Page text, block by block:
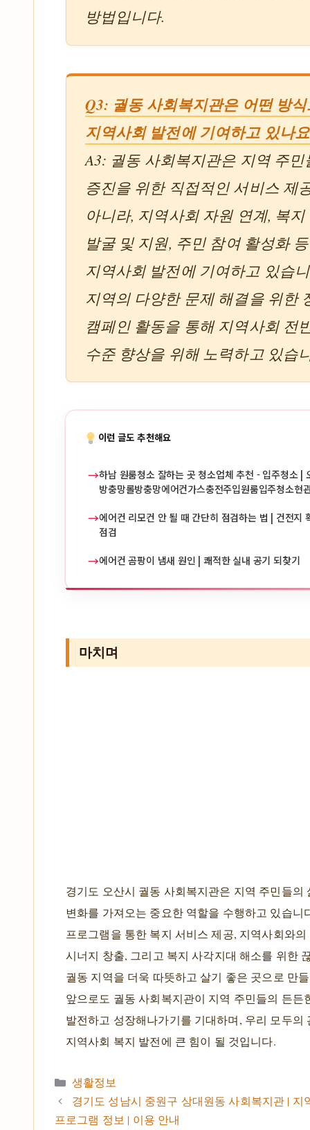
방법입니다.
Q3: 궐동 사회복지관은 어떤 방
지역사회 발전에 기여하고 있나
A3: 궐동 사회복지관은 지역 주
증진을 위한 직접적인 서비스 제
아니라, 지역사회 자원 연계, 복
발굴 및 지원, 주민 참여 활성화
지역사회 발전에 기여하고 있습
지역의 다양한 문제 해결을 위한
캠페인 활동을 통해 지역사회 전
수준 향상을 위해 노력하고 있습
이런 글도 추천해요
→하남 원룸청소 잘하는 곳 청소업체 추천 - 입주청소 |
방충망롤방충망에어컨가스충전주입원룸입주청소현
→에어컨 리모컨 안 될 때 간단히 점검하는 법 | 건전지
점검
→에어컨 곰팡이 냄새 원인 | 쾌적한 실내 공기 되찾기
마치며
경기도 오산시 궐동 사회복지관은 지역 주민들의
변화를 가져오는 중요한 역할을 수행하고 있습니
프로그램을 통한 복지 서비스 제공, 지역사회와
시너지 창출, 그리고 복지 사각지대 해소를 위한
궐동 지역을 더욱 따뜻하고 살기 좋은 곳으로 만
앞으로도 궐동 사회복지관이 지역 주민들의 든든
발전하고 성장해나가기를 기대하며, 우리 모두의
지역사회 복지 발전에 큰 힘이 될 것입니다.
카테고리
생활정보
경기도 성남시 중원구 상대원동 사회복지관 | 지
프로그램 정보 | 이용 안내